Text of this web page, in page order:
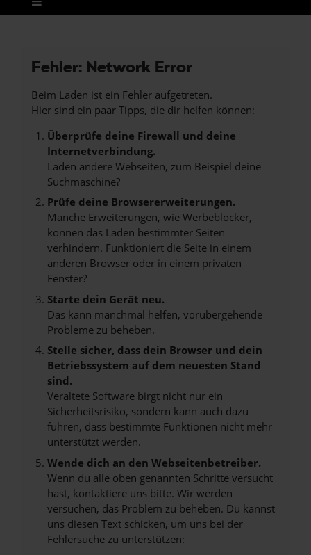
Fehler: Network Error
Beim Laden ist ein Fehler aufgetreten.
Hier sind ein paar Tipps, die dir helfen können:
Überprüfe deine Firewall und deine
Internetverbindung.
Laden andere Webseiten, zum Beispiel deine
Suchmaschine?
Prüfe deine Browsererweiterungen.
Manche Erweiterungen, wie Werbeblocker,
können das Laden bestimmter Seiten
verhindern. Funktioniert die Seite in einem
anderen Browser oder in einem privaten
Fenster?
Starte dein Gerät neu.
Das kann manchmal helfen, vorübergehende
Probleme zu beheben.
Stelle sicher, dass dein Browser und dein
Betriebssystem auf dem neuesten Stand
sind.
Veraltete Software birgt nicht nur ein
Sicherheitsrisiko, sondern kann auch dazu
führen, dass bestimmte Funktionen nicht mehr
unterstützt werden.
Wende dich an den Webseitenbetreiber.
Wenn du alle oben genannten Schritte versucht
hast, kontaktiere uns bitte. Wir werden
versuchen, das Problem zu beheben. Du kannst
uns diesen Text schicken, um uns bei der
Fehlersuche zu unterstützen: